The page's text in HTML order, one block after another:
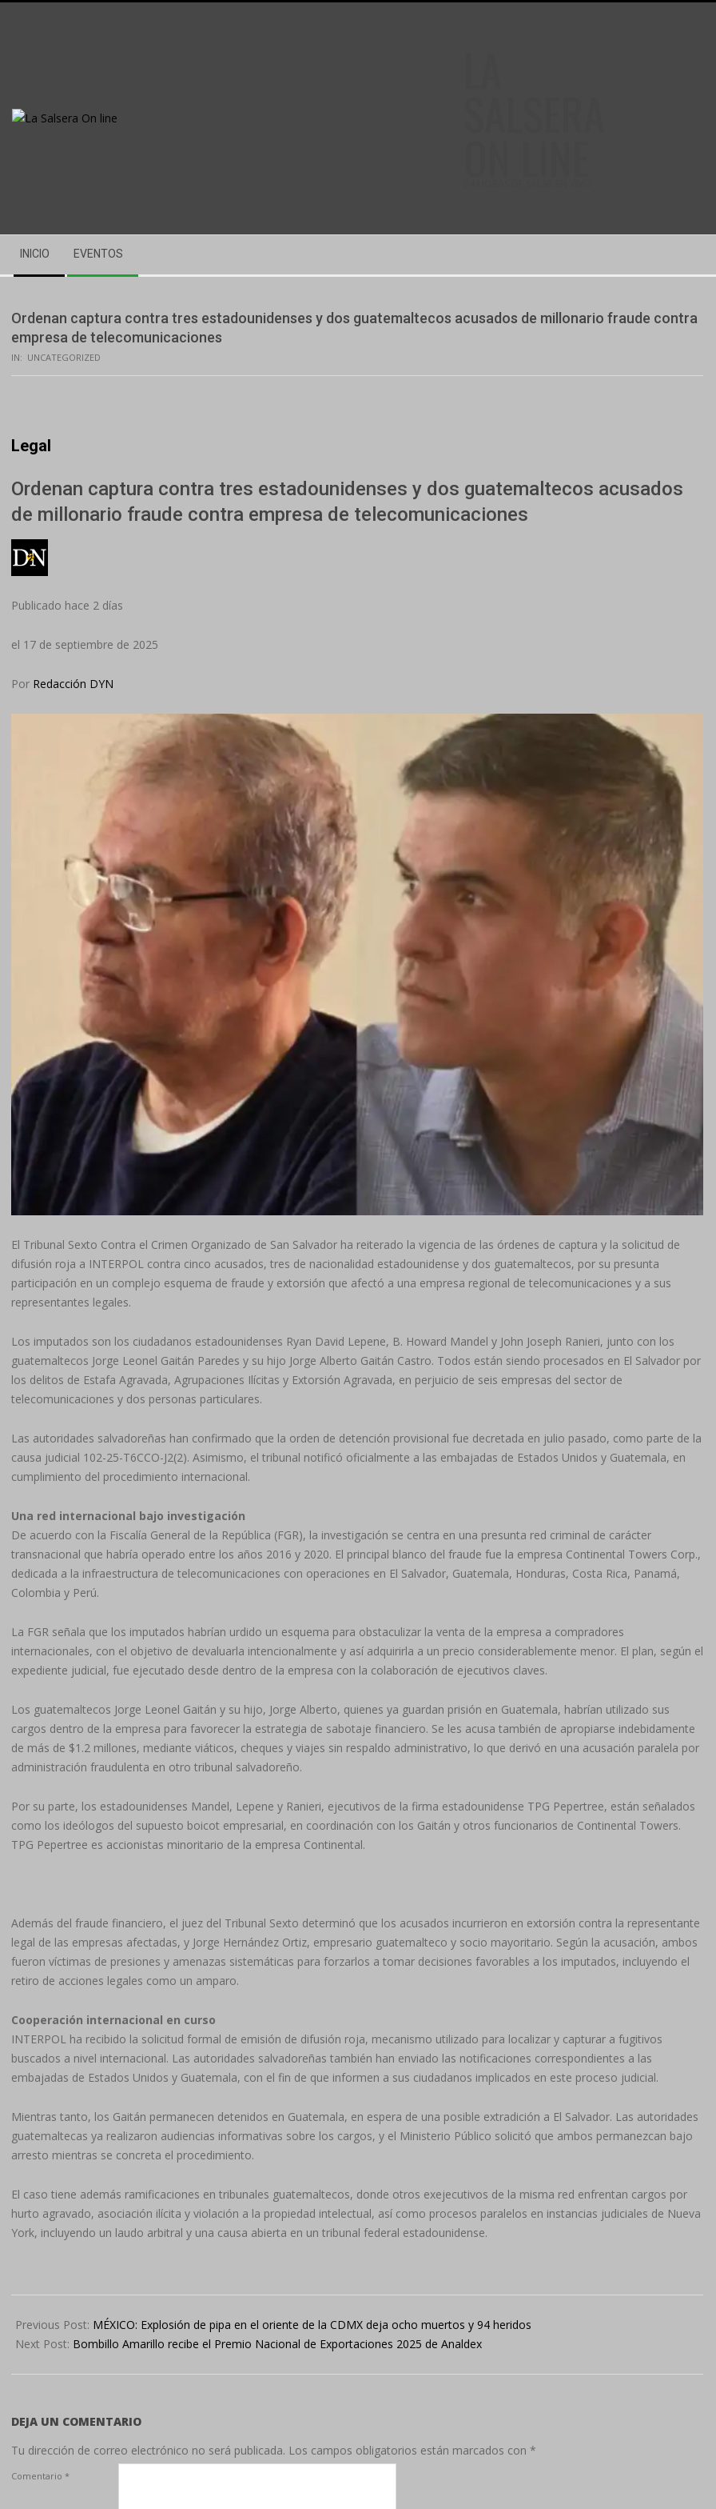
Navigation
Menu
INICIO EVENTOS
Ordenan captura contra tres estadounidenses y dos guatemaltecos acusados de millonario fraude contra
empresa de telecomunicaciones
IN: UNCATEGORIZED
Legal
Ordenan captura contra tres estadounidenses y dos guatemaltecos acusados
de millonario fraude contra empresa de telecomunicaciones
Publicado hace 2 días
el 17 de septiembre de 2025
Por Redacción DYN
El Tribunal Sexto Contra el Crimen Organizado de San Salvador ha reiterado la vigencia de las órdenes de captura y la solicitud de
difusión roja a INTERPOL contra cinco acusados, tres de nacionalidad estadounidense y dos guatemaltecos, por su presunta
participación en un complejo esquema de fraude y extorsión que afectó a una empresa regional de telecomunicaciones y a sus
representantes legales.
Los imputados son los ciudadanos estadounidenses Ryan David Lepene, B. Howard Mandel y John Joseph Ranieri, junto con los
guatemaltecos Jorge Leonel Gaitán Paredes y su hijo Jorge Alberto Gaitán Castro. Todos están siendo procesados en El Salvador por
los delitos de Estafa Agravada, Agrupaciones Ilícitas y Extorsión Agravada, en perjuicio de seis empresas del sector de
telecomunicaciones y dos personas particulares.
Las autoridades salvadoreñas han confirmado que la orden de detención provisional fue decretada en julio pasado, como parte de la
causa judicial 102-25-T6CCO-J2(2). Asimismo, el tribunal notificó oficialmente a las embajadas de Estados Unidos y Guatemala, en
cumplimiento del procedimiento internacional.
Una red internacional bajo investigación
De acuerdo con la Fiscalía General de la República (FGR), la investigación se centra en una presunta red criminal de carácter
transnacional que habría operado entre los años 2016 y 2020. El principal blanco del fraude fue la empresa Continental Towers Corp.,
dedicada a la infraestructura de telecomunicaciones con operaciones en El Salvador, Guatemala, Honduras, Costa Rica, Panamá,
Colombia y Perú.
La FGR señala que los imputados habrían urdido un esquema para obstaculizar la venta de la empresa a compradores
internacionales, con el objetivo de devaluarla intencionalmente y así adquirirla a un precio considerablemente menor. El plan, según el
expediente judicial, fue ejecutado desde dentro de la empresa con la colaboración de ejecutivos claves.
Los guatemaltecos Jorge Leonel Gaitán y su hijo, Jorge Alberto, quienes ya guardan prisión en Guatemala, habrían utilizado sus
cargos dentro de la empresa para favorecer la estrategia de sabotaje financiero. Se les acusa también de apropiarse indebidamente
de más de $1.2 millones, mediante viáticos, cheques y viajes sin respaldo administrativo, lo que derivó en una acusación paralela por
administración fraudulenta en otro tribunal salvadoreño.
Por su parte, los estadounidenses Mandel, Lepene y Ranieri, ejecutivos de la firma estadounidense TPG Pepertree, están señalados
como los ideólogos del supuesto boicot empresarial, en coordinación con los Gaitán y otros funcionarios de Continental Towers.
TPG Pepertree es accionistas minoritario de la empresa Continental.
Además del fraude financiero, el juez del Tribunal Sexto determinó que los acusados incurrieron en extorsión contra la representante
legal de las empresas afectadas, y Jorge Hernández Ortiz, empresario guatemalteco y socio mayoritario. Según la acusación, ambos
fueron víctimas de presiones y amenazas sistemáticas para forzarlos a tomar decisiones favorables a los imputados, incluyendo el
retiro de acciones legales como un amparo.
Cooperación internacional en curso
INTERPOL ha recibido la solicitud formal de emisión de difusión roja, mecanismo utilizado para localizar y capturar a fugitivos
buscados a nivel internacional. Las autoridades salvadoreñas también han enviado las notificaciones correspondientes a las
embajadas de Estados Unidos y Guatemala, con el fin de que informen a sus ciudadanos implicados en este proceso judicial.
Mientras tanto, los Gaitán permanecen detenidos en Guatemala, en espera de una posible extradición a El Salvador. Las autoridades
guatemaltecas ya realizaron audiencias informativas sobre los cargos, y el Ministerio Público solicitó que ambos permanezcan bajo
arresto mientras se concreta el procedimiento.
El caso tiene además ramificaciones en tribunales guatemaltecos, donde otros exejecutivos de la misma red enfrentan cargos por
hurto agravado, asociación ilícita y violación a la propiedad intelectual, así como procesos paralelos en instancias judiciales de Nueva
York, incluyendo un laudo arbitral y una causa abierta en un tribunal federal estadounidense.
09-
19
Previous Post: MÉXICO: Explosión de pipa en el oriente de la CDMX deja ocho muertos y 94 heridos
Next Post: Bombillo Amarillo recibe el Premio Nacional de Exportaciones 2025 de Analdex
DEJA UN COMENTARIO
Tu dirección de correo electrónico no será publicada. Los campos obligatorios están marcados con *
Comentario *